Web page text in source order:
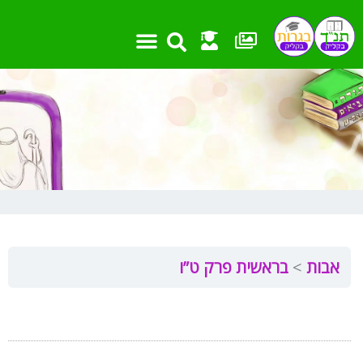
לתוכן
אבות בראשית פרק ט”ו